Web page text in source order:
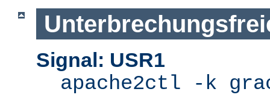
Signal: USR1
apache2ctl -k